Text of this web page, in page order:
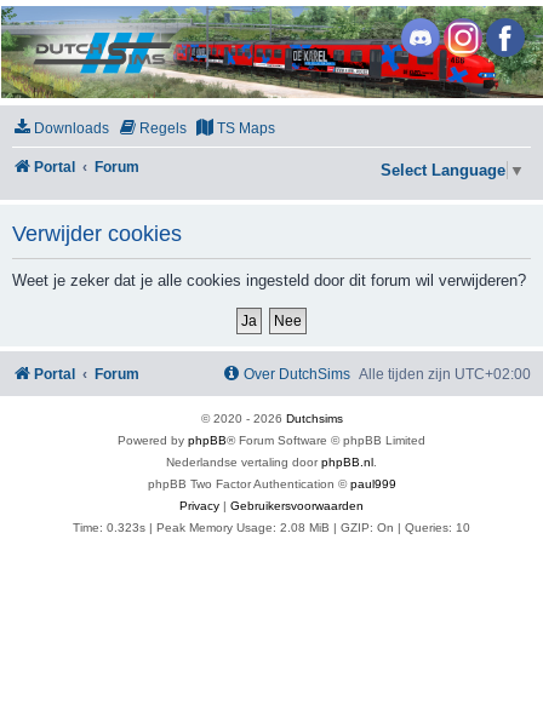
DutchSims
Downloads Regels TS Maps
Portal Forum Select Language ▼
Verwijder cookies
Weet je zeker dat je alle cookies ingesteld door dit forum wil verwijderen?
Portal Forum Alle tijden zijn UTC+02:00
Over DutchSims
© 2020 - 2026 Dutchsims
Powered by phpBB® Forum Software © phpBB Limited
Nederlandse vertaling doorphpBB.nl
phpBB Two Factor Authentication ©paul999
Privacy | Gebruikersvoorwaarden
Time: 0.323s | Peak Memory Usage: 2.08 MiB | GZIP: On | Queries: 10